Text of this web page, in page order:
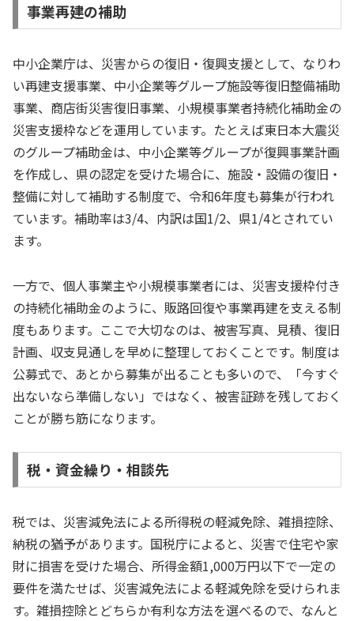
事業再建の補助
中小企業庁は、災害からの復旧・復興支援として、なりわ
い再建支援事業、中小企業等グループ施設等復旧整備補助
事業、商店街災害復旧事業、小規模事業者持続化補助金の
災害支援枠などを運用しています。たとえば東日本大震災
のグループ補助金は、中小企業等グループが復興事業計画
を作成し、県の認定を受けた場合に、施設・設備の復旧・
整備に対して補助する制度で、令和6年度も募集が行われ
ています。補助率は3/4、内訳は国1/2、県1/4とされてい
ます。
一方で、個人事業主や小規模事業者には、災害支援枠付き
の持続化補助金のように、販路回復や事業再建を支える制
度もあります。ここで大切なのは、被害写真、見積、復旧
計画、収支見通しを早めに整理しておくことです。制度は
公募式で、あとから募集が出ることも多いので、「今すぐ
出ないなら準備しない」ではなく、被害証跡を残しておく
ことが勝ち筋になります。
税・資金繰り・相談先
税では、災害減免法による所得税の軽減免除、雑損控除、
納税の猶予があります。国税庁によると、災害で住宅や家
財に損害を受けた場合、所得金額1,000万円以下で一定の
要件を満たせば、災害減免法による軽減免除を受けられま
す。雑損控除とどちらか有利な方法を選べるので、なんと